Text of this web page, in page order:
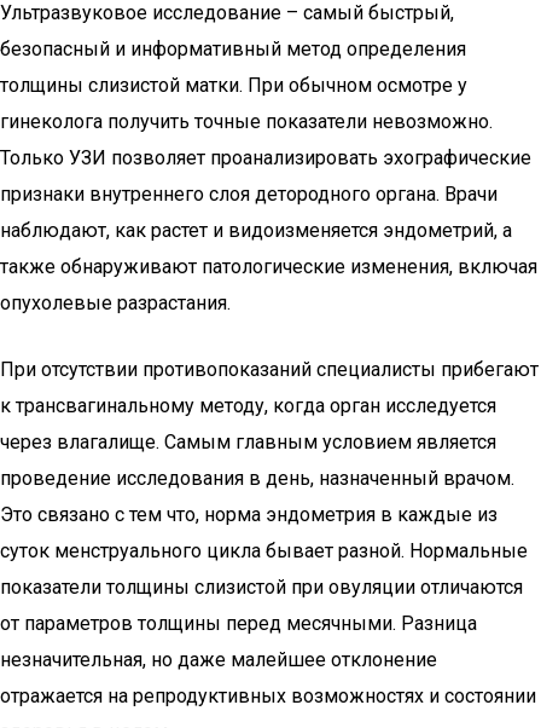
Ультразвуковое исследование – самый быстрый,
безопасный и информативный метод определения
толщины слизистой матки. При обычном осмотре у
гинеколога получить точные показатели невозможно.
Только УЗИ позволяет проанализировать эхографические
признаки внутреннего слоя детородного органа. Врачи
наблюдают, как растет и видоизменяется эндометрий, а
также обнаруживают патологические изменения, включая
опухолевые разрастания.
При отсутствии противопоказаний специалисты прибегают
к трансвагинальному методу, когда орган исследуется
через влагалище. Самым главным условием является
проведение исследования в день, назначенный врачом.
Это связано с тем что, норма эндометрия в каждые из
суток менструального цикла бывает разной. Нормальные
показатели толщины слизистой при овуляции отличаются
от параметров толщины перед месячными. Разница
незначительная, но даже малейшее отклонение
отражается на репродуктивных возможностях и состоянии